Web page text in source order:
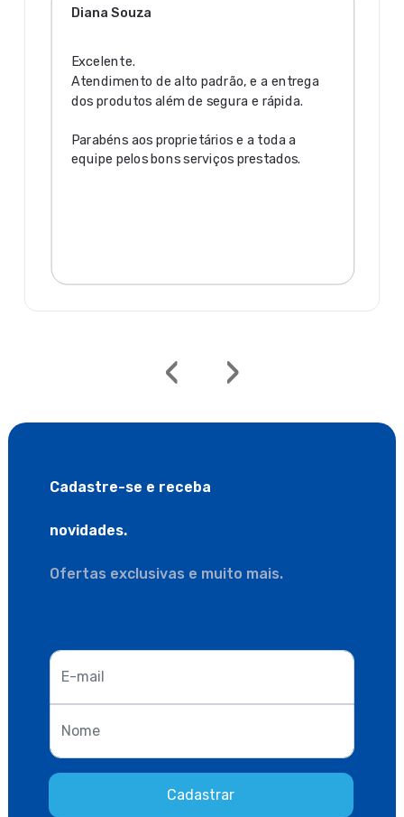
Diana Souza
Excelente.
Atendimento de alto padrão, e a entrega
dos produtos além de segura e rápida.
Parabéns aos proprietários e a toda a
equipe pelos bons serviços prestados.
‹ ›
Cadastre-se e receba
novidades.
Ofertas exclusivas e muito mais.